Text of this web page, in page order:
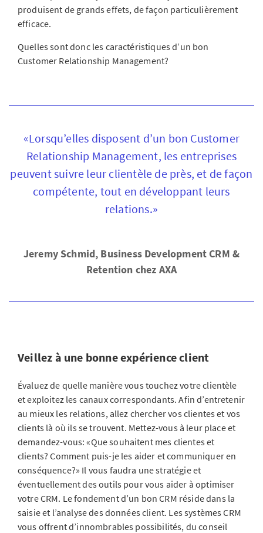
produisent de grands effets, de façon particulièrement
efficace.
Quelles sont donc les caractéristiques d’un bon
Customer Relationship Management?
«Lorsqu’elles disposent d’un bon Customer
Relationship Management, les entreprises
peuvent suivre leur clientèle de près, et de façon
compétente, tout en développant leurs
relations.»
Jeremy Schmid, Business Development CRM &
Retention chez AXA
Veillez à une bonne expérience client
Évaluez de quelle manière vous touchez votre clientèle
et exploitez les canaux correspondants. Afin d’entretenir
au mieux les relations, allez chercher vos clientes et vos
clients là où ils se trouvent. Mettez-vous à leur place et
demandez-vous: «Que souhaitent mes clientes et
clients? Comment puis-je les aider et communiquer en
conséquence?» Il vous faudra une stratégie et
éventuellement des outils pour vous aider à optimiser
votre CRM. Le fondement d’un bon CRM réside dans la
saisie et l’analyse des données client. Les systèmes CRM
vous offrent d’innombrables possibilités, du conseil